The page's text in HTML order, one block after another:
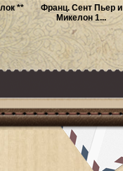
**
Франц. Сент Пьер и
Микелон 1...